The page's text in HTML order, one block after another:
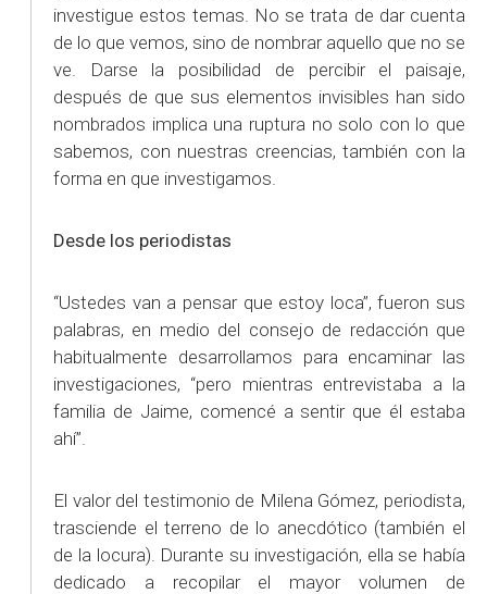
investigue estos temas. No se trata de dar cuenta
de lo que vemos, sino de nombrar aquello que no se
ve. Darse la posibilidad de percibir el paisaje,
después de que sus elementos invisibles han sido
nombrados implica una ruptura no solo con lo que
sabemos, con nuestras creencias, también con la
forma en que investigamos.
Desde los periodistas
“Ustedes van a pensar que estoy loca”, fueron sus
palabras, en medio del consejo de redacción que
habitualmente desarrollamos para encaminar las
investigaciones, “pero mientras entrevistaba a la
familia de Jaime, comencé a sentir que él estaba
ahí”.
El valor del testimonio de Milena Gómez, periodista,
trasciende el terreno de lo anecdótico (también el
de la locura). Durante su investigación, ella se había
dedicado a recopilar el mayor volumen de